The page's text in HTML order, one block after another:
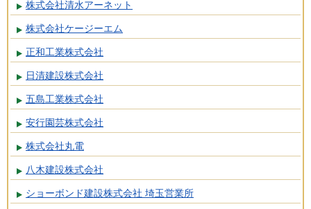
株式会社清水アーネット
株式会社ケージーエム
正和工業株式会社
日清建設株式会社
五島工業株式会社
安行園芸株式会社
株式会社丸電
八木建設株式会社
ショーボンド建設株式会社 埼玉営業所